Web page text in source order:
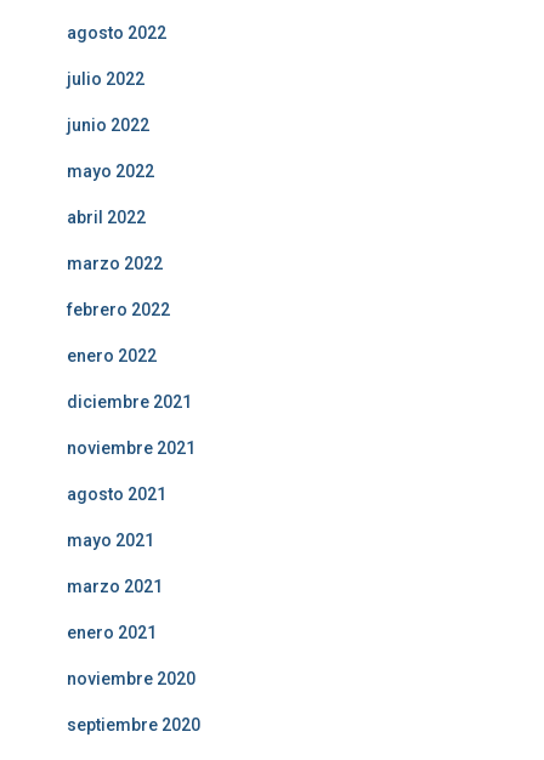
agosto 2022
julio 2022
junio 2022
mayo 2022
abril 2022
marzo 2022
febrero 2022
enero 2022
diciembre 2021
noviembre 2021
agosto 2021
mayo 2021
marzo 2021
enero 2021
noviembre 2020
septiembre 2020